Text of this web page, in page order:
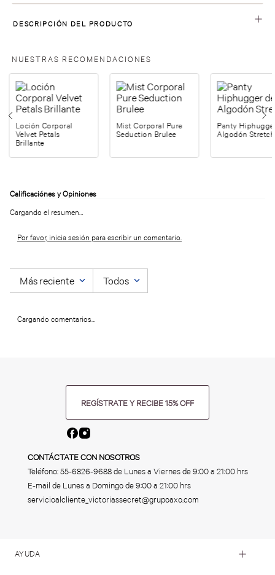
DESCRIPCIÓN DEL PRODUCTO
NUESTRAS RECOMENDACIONES
Loción Corporal
Velvet Petals
Brillante
Mist Corporal Pure
Seduction Brulee
Panty
Algodón Stretch
Cargando el resumen…
Por favor, inicia sesión para escribir un comentario.
Más reciente Todos
Cargando comentarios…
REGÍSTRATE Y RECIBE 15% OFF
CONTÁCTATE CON NOSOTROS
Teléfono:55-6826-9688de Lunes a Viernes de 9:00 a 21:00 hrs
E-mail de Lunes a Domingo de 9:00 a 21:00 hrs
servicioalcliente_victoriassecret@grupoaxo.com
AYUDA